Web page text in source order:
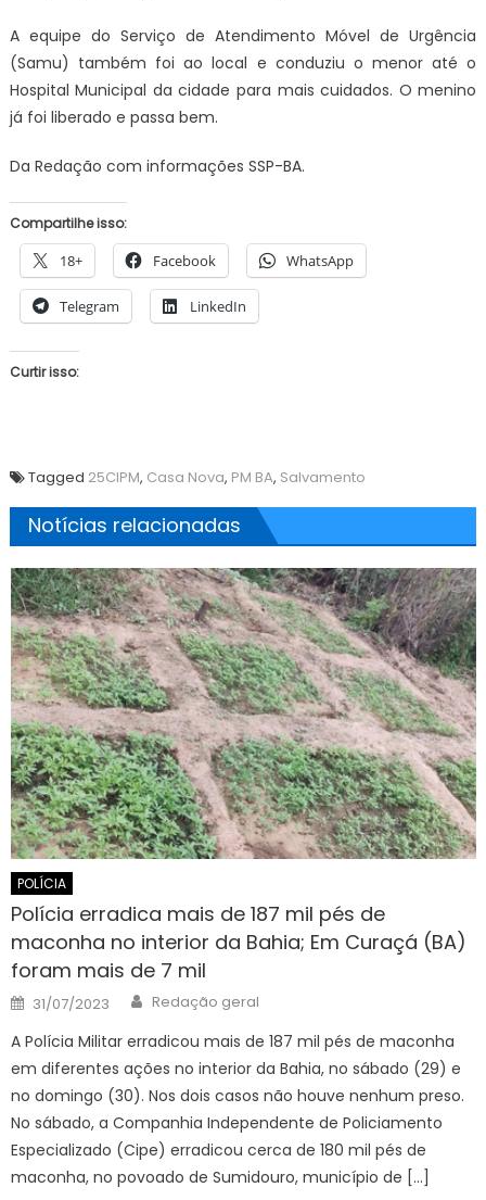
A equipe do Serviço de Atendimento Móvel de Urgência
(Samu) também foi ao local e conduziu o menor até o
Hospital Municipal da cidade para mais cuidados. O menino
já foi liberado e passa bem.
Da Redação com informações SSP-BA.
Compartilhe isso:
18+ Facebook WhatsApp
Telegram LinkedIn
Curtir isso:
Tagged 25CIPM, Casa Nova, PM BA, Salvamento
Notícias relacionadas
POLÍCIA
Polícia erradica mais de 187 mil pés de
maconha no interior da Bahia; Em Curaçá (BA)
foram mais de 7 mil
Posted
on
31/07/2023 Author
Redação geral
A Polícia Militar erradicou mais de 187 mil pés de maconha
em diferentes ações no interior da Bahia, no sábado (29) e
no domingo (30). Nos dois casos não houve nenhum preso.
No sábado, a Companhia Independente de Policiamento
Especializado (Cipe) erradicou cerca de 180 mil pés de
maconha, no povoado de Sumidouro, município de […]